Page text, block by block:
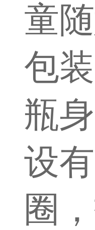
童
包装
瓶
设
圈